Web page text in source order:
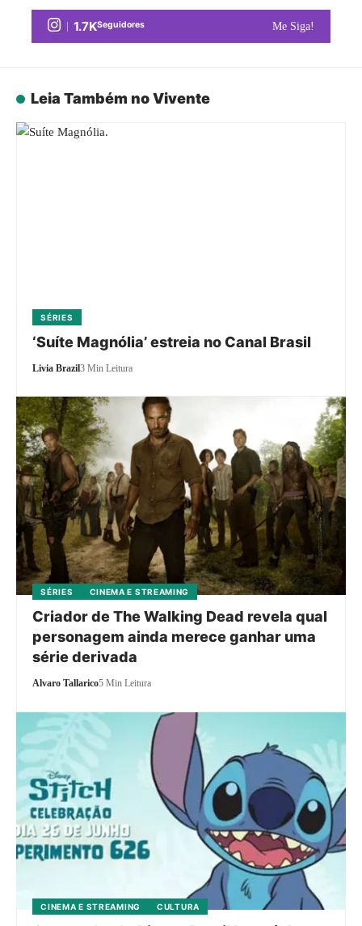
1.7KSeguidores Me Siga!
Leia Também no Vivente
SÉRIES
‘Suíte Magnólia’ estreia no Canal Brasil
Livia Brazil3 Min Leitura
SÉRIES CINEMA E STREAMING
Criador de The Walking Dead revela qual
personagem ainda merece ganhar uma
série derivada
Alvaro Tallarico5 Min Leitura
CINEMA E STREAMING CULTURA